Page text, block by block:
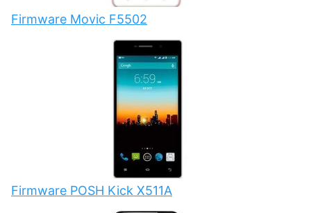
Firmware Movic F5502
Firmware POSH Kick X511A